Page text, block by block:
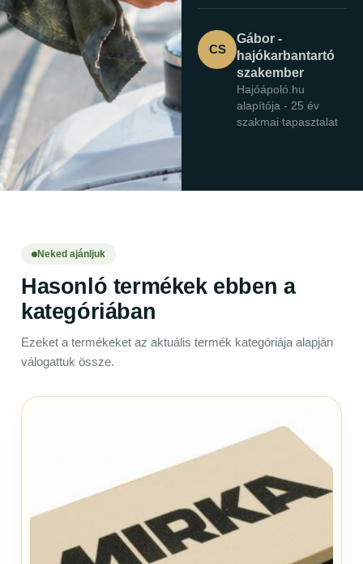
CS
Gábor -
hajókarbantartó
szakember
Hajóápoló.hu
alapítója - 25 év
szakmai tapasztalat
Neked ajánljuk
Hasonló termékek ebben a
kategóriában
Ezeket a termékeket az aktuális termék kategóriája alapján
válogattuk össze.